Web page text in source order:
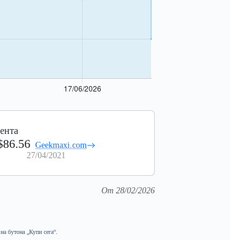
Geekmaxi.com
27/04/2021
От 28/02/2026
бутона „Купи сега“.